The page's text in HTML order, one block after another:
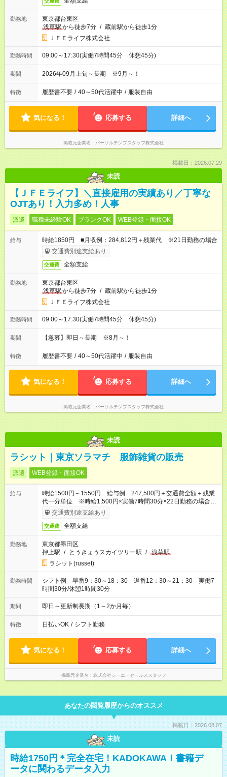
勤務地
東京都台東区
浅草駅から徒歩7分 / 蔵前駅から徒歩1分
ＪＦＥライフ株式会社
勤務時間 09:00～17:30(実働7時間45分 休憩45分)
期間 2026年09月上旬～長期 ※9月～！
特徴 履歴書不要 / 40～50代活躍中 / 服装自由
気になる！ 応募する 詳細へ
掲載元企業名 パーソルテンプスタッフ株式会社
掲載日：2026.07.29
未読
【ＪＦＥライフ】＼直接雇用の実績あり／丁寧な
OJTあり！入力多め！人事
派遣 職種未経験OK ブランクOK WEB登録・面接OK
給与
時給1850円 ■月収例：284,812円＋残業代 ※21日勤務の場合
交通費別途支給あり
交通費 全額支給
勤務地
東京都台東区
浅草駅から徒歩7分 / 蔵前駅から徒歩1分
ＪＦＥライフ株式会社
勤務時間 09:00～17:30(実働7時間45分 休憩45分)
期間 【急募】即日～長期 ※8月～！
特徴 履歴書不要 / 40～50代活躍中 / 服装自由
気になる！ 応募する 詳細へ
掲載元企業名 パーソルテンプスタッフ株式会社
未読
ラシット｜東京ソラマチ 服飾雑貨の販売
派遣 WEB登録・面接OK
給与
時給1500円～1550円 給与例 247,500円＋交通費全額＋残業
代一分単位 ※時給1,500円×実働7時間30分×22日勤務の場合。
お時給は一例です。ご経験により異なります。
交通費別途支給あり
交通費 全額支給
勤務地
東京都墨田区
押上駅 / とうきょうスカイツリー駅 / 浅草駅
ラシット(russet)
勤務時間
シフト例 早番9：30～18：30 遅番12：30～21：30 実働7
時間30分/休憩1時間30分
期間 即日～更新制長期（1～2か月毎）
特徴 日払いOK / シフト勤務
気になる！ 応募する 詳細へ
掲載元企業名 株式会社シーエーセールススタッフ
あなたの閲覧履歴からのオススメ
掲載日：2026.08.07
未読
時給1750円＊完全在宅！KADOKAWA！書籍デ
ータに関わるデータ入力